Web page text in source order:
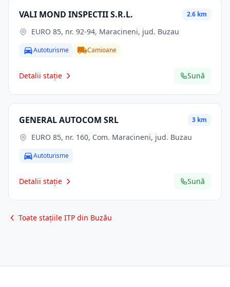
VALI MOND INSPECTII S.R.L. 2.6 km
EURO 85, nr. 92-94, Maracineni, jud. Buzau
Autoturisme Camioane
Detalii stație Sună
GENERAL AUTOCOM SRL 3 km
EURO 85, nr. 160, Com. Maracineni, jud. Buzau
Autoturisme
Detalii stație Sună
Toate stațiile ITP din Buzău